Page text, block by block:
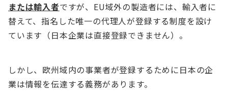
または輸入者ですが、EU域外の製造者には、輸入者に
替えて、指名した唯一の代理人が登録する制度を設け
ています（日本企業は直接登録できません）。
しかし、欧州域内の事業者が登録するために日本の企
業は情報を伝達する義務があります。